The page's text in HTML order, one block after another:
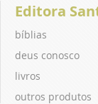
Editora
bíblias
deus conosco
livros
outros produtos